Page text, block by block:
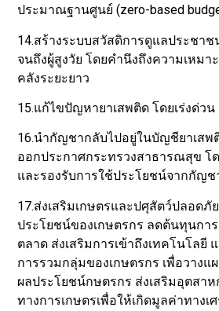
ประมาณฐานศูนย์ (zero-based
14.สร้างระบบสวัสดิการดูแลประชาช
จนถึงผู้สูงวัย โดยคำนึงถึงความเหมา
คลังระยะยาว
15.แก้ไขปัญหายาเสพติด โดยเร่งด่วน
16.นำกัญชากลับไปอยู่ในบัญชียาเสพ
ออกประกาศกระทรวงสาธารณสุข
และรองรับการใช้ประโยชน์จากกัญช
17.ส่งเสริมเกษตรและปศุสัตว์ปลอดภั
ประโยชน์ของเกษตรกร ลดต้นทุนการ
ตลาด ส่งเสริมการเข้าถึงเทคโนโลยี
การรวมกลุ่มของเกษตรกร เพื่อวางแ
ผลประโยชน์กษตรกร ส่งเสริมอุตสา
ทางการเกษตรเพื่อให้เกิดมูลค่าทางเ